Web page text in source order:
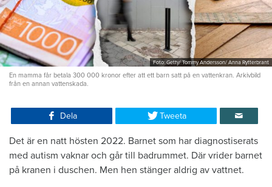
Foto: Getty/ Tommy Andersson/ Anna Rytterbrant
En mamma får betala 300 000 kronor efter att ett barn satt på en vattenkran. Arkivbild
från en annan vattenskada.
Dela Tweeta
Det är en natt hösten 2022. Barnet som har diagnostiserats
med autism vaknar och går till badrummet. Där vrider barnet
på kranen i duschen. Men hen stänger aldrig av vattnet.